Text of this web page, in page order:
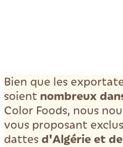
Bien que les
soient nombreux
Color Foods, nous
vous proposant
dattesd'Algérie et